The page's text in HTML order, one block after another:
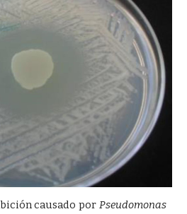
causado por Pseudomonas